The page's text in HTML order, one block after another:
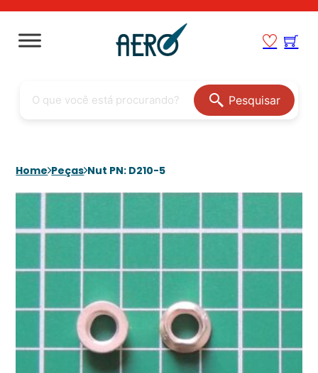
Pesquisar
Home Peças Nut PN: D210-5